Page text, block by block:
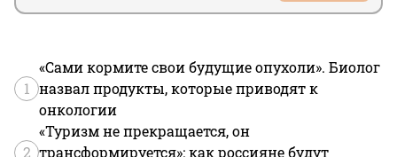
1
«Сами кормите свои будущие опухоли». Биолог
назвал продукты, которые приводят к
онкологии
2
«Туризм не прекращается, он
трансформируется»: как россияне будут